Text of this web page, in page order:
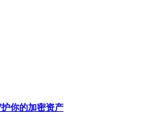
你的加密资产